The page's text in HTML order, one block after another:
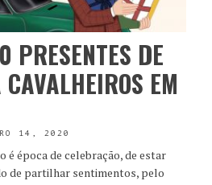
PRESENTES DE
EM
14, 2020
é época de celebração, de estar
de partilhar sentimentos, pelo